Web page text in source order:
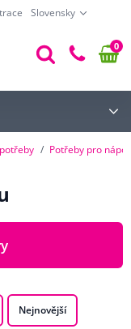
Slovensky
0
Potřeby pro
Nejnovější